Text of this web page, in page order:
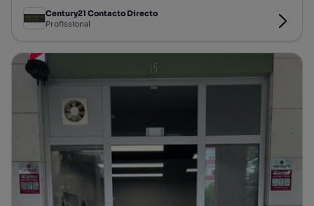
Century21 Contacto Directo
Profissional